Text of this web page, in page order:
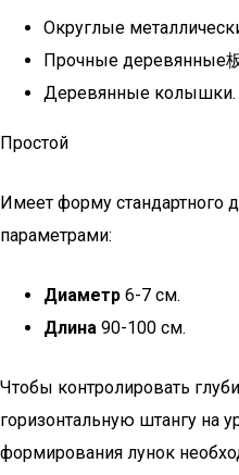
Округлые
Прочные деревянные
Деревянные колышки.
Простой
Имеет форму стандартного
параметрами:
Диаметр 6-7 см.
Длина 90-100 см.
Чтобы контролировать
горизонтальную штангу на
формирования лунок